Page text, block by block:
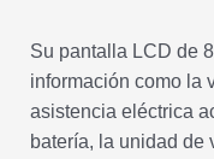
Su pantalla LCD de
información como la
asistencia eléctrica
batería, la unidad de